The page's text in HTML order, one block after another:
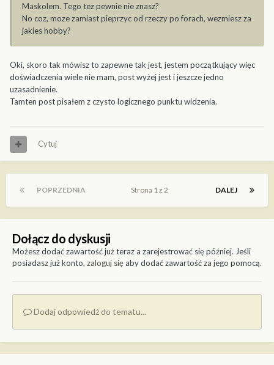
Maskolem. Tego tez pewnie nie znasz?
No coz, moze zamiast pieprzyc od rzeczy po forach, wezmiesz za
jakies hobby?
Oki, skoro tak mówisz to zapewne tak jest, jestem początkujący więc
doświadczenia wiele nie mam, post wyżej jest i jeszcze jedno
uzasadnienie.
Tamten post pisałem z czysto logicznego punktu widzenia.
Cytuj
POPRZEDNIA DALEJ
Strona 1 z 2
Dołącz do dyskusji
Możesz dodać zawartość już teraz a zarejestrować się później. Jeśli
posiadasz już konto, zaloguj sięaby dodać zawartość za jego pomocą.
Dodaj odpowiedź do tematu...